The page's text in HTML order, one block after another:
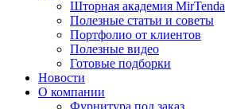
Шторная академия MirTenda
Полезные статьи и советы
Портфолио от клиентов
Полезные видео
Готовые подборки
Новости
О компании
Фурнитура под заказ